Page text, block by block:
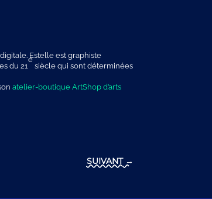
. Estelle est graphiste
du 21
e
siècle qui sont déterminées
atelier-boutique ArtShop d’arts
SUIVANT→